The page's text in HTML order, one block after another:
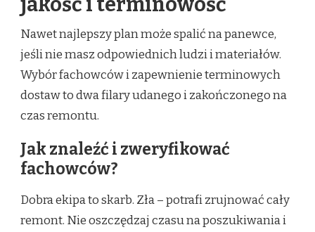
Nawet najlepszy plan może spalić na panewce,
jeśli nie masz odpowiednich ludzi i materiałów.
Wybór fachowców i zapewnienie terminowych
dostaw to dwa filary udanego i zakończonego na
czas remontu.
Jak znaleźć i zweryfikować
fachowców?
Dobra ekipa to skarb. Zła – potrafi zrujnować cały
remont. Nie oszczędzaj czasu na poszukiwania i